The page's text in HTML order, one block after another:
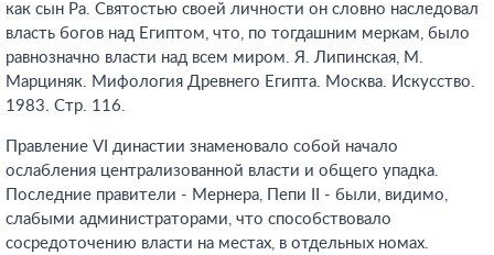
как сын Ра. Святостью своей личности он словно наследовал
власть богов над Египтом, что, по тогдашним меркам, было
равнозначно власти над всем миром. Я. Липинская, М.
Марциняк. Мифология Древнего Египта. Москва. Искусство.
1983. Стр. 116.
Правление VI династии знаменовало собой начало
ослабления централизованной власти и общего упадка.
Последние правители - Мернера, Пепи II - были, видимо,
слабыми администраторами, что способствовало
сосредоточению власти на местах, в отдельных номах.